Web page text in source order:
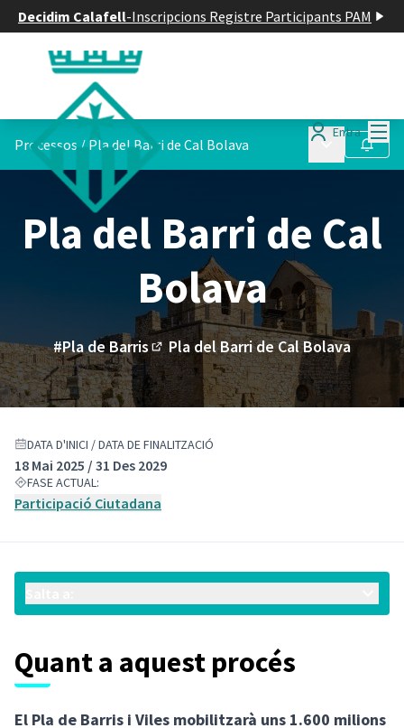
Decidim Calafell-Inscripcions Registre Participants PAM
Entra
Processos / Pla del Barri de Cal Bolava Menú Seguir
Pla del Barri de Cal
Bolava
#Pla de Barris
(Enllaç extern)
Pla del Barri de Cal Bolava
DATA D'INICI / DATA DE FINALITZACIÓ
18 Mai 2025 / 31 Des 2029
FASE ACTUAL:
Participació Ciutadana
Quant a aquest procés
El Pla de Barris i Viles mobilitzarà uns 1.600 milions